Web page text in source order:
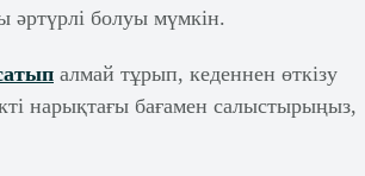
әртүрлі болуы мүмкін.
алмай тұрып, кеденнен өткізу
нарықтағы бағамен салыстырыңыз,